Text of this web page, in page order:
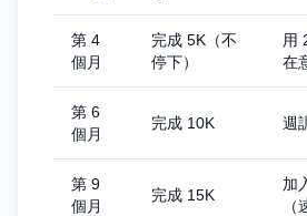
第 4
個月
完成 5K（不
停下）
用
在
第 6
個月
完成 10K 週
第 9
個月
完成 15K
加
（